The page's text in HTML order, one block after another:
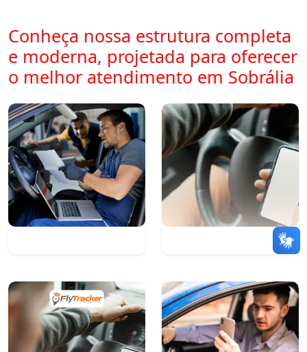
Conheça nossa estrutura completa
e moderna, projetada para oferecer
o melhor atendimento em Sobrália